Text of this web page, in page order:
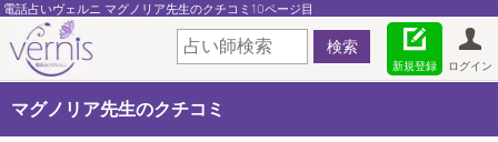
電話占いヴェルニ マグノリア先生のクチコミ10ページ目
ログイン
新規登録
マグノリア先生のクチコミ